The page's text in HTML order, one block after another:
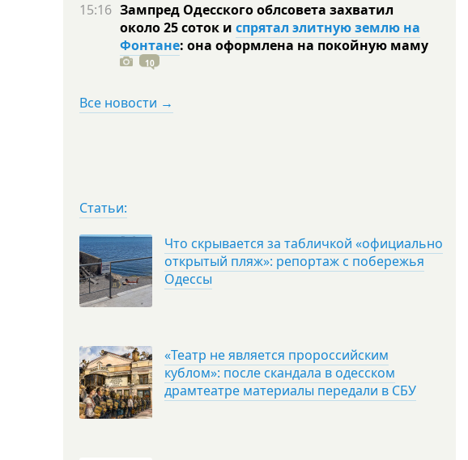
15:16 Зампред Одесского облсовета захватил
около 25 соток и спрятал элитную землю на
Фонтане: она оформлена на покойную маму
10
Все новости →
Статьи:
Что скрывается за табличкой «официально
открытый пляж»: репортаж с побережья
Одессы
«Театр не является пророссийским
кублом»: после скандала в одесском
драмтеатре материалы передали в СБУ